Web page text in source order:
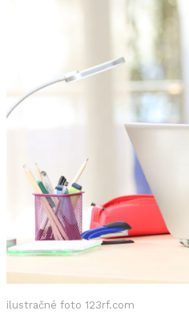
ilustračné foto 123rf.com